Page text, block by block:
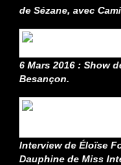
de Sézane, avec
6 Mars 2016 : Show
Besançon.
Interview de Éloïse
Dauphine de Miss